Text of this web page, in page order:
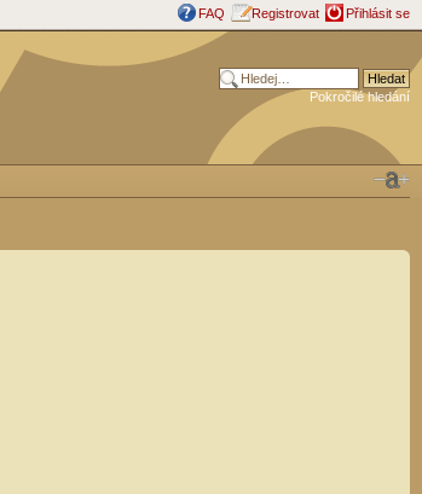
FAQ Registrovat Přihlásit se
Pokročilé hledání